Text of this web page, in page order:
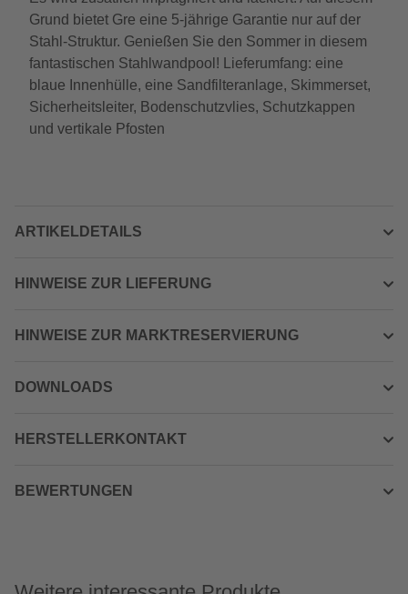
Grund bietet Gre eine 5-jährige Garantie nur auf der
Stahl-Struktur. Genießen Sie den Sommer in diesem
fantastischen Stahlwandpool! Lieferumfang: eine
blaue Innenhülle, eine Sandfilteranlage, Skimmerset,
Sicherheitsleiter, Bodenschutzvlies, Schutzkappen
und vertikale Pfosten
ARTIKELDETAILS
HINWEISE ZUR LIEFERUNG
HINWEISE ZUR MARKTRESERVIERUNG
DOWNLOADS
HERSTELLERKONTAKT
BEWERTUNGEN